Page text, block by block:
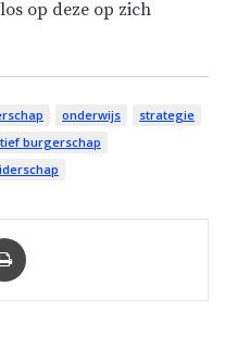
op deze op zich
onderwijs
strategie
burgerschap